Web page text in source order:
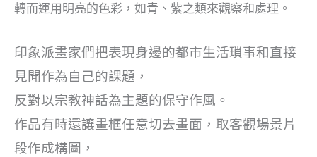
轉而運用明亮的色彩，如青、紫之類來觀察和處理。
印象派畫家們把表現身邊的都市生活瑣事和直接
見聞作為自己的課題，
反對以宗教神話為主題的保守作風。
作品有時還讓畫框任意切去畫面，取客觀場景片
段作成構圖，